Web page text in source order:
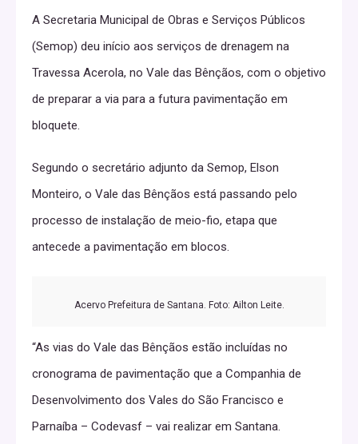
A Secretaria Municipal de Obras e Serviços Públicos
(Semop) deu início aos serviços de drenagem na
Travessa Acerola, no Vale das Bênçãos, com o objetivo
de preparar a via para a futura pavimentação em
bloquete.
Segundo o secretário adjunto da Semop, Elson
Monteiro, o Vale das Bênçãos está passando pelo
processo de instalação de meio-fio, etapa que
antecede a pavimentação em blocos.
Acervo Prefeitura de Santana. Foto: Ailton Leite.
“As vias do Vale das Bênçãos estão incluídas no
cronograma de pavimentação que a Companhia de
Desenvolvimento dos Vales do São Francisco e
Parnaíba – Codevasf – vai realizar em Santana.